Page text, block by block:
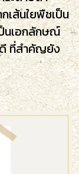
เส้นใยพืชเป็น
นเอกลักษณ์
ที่สำคัญยัง